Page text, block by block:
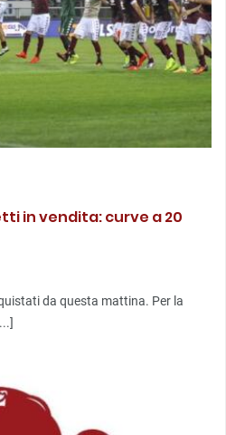
in vendita: curve a 20
da questa mattina. Per la